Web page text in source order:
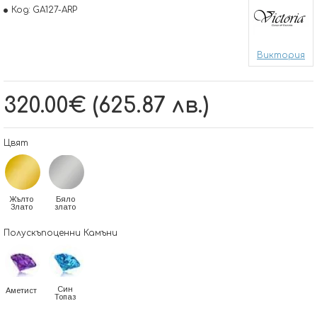
320.00€ (625.87 лв.)
Код: GA127-ARP
Виктория
Цвят
Жълто
Злато
Бяло
злато
Полускъпоценни Камъни
Аметист
Син
Топаз